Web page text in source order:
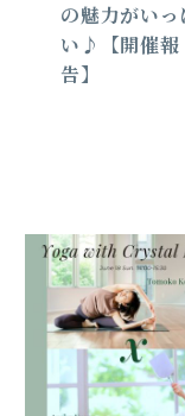
の魅力がいっ
い♪【開催報
告】